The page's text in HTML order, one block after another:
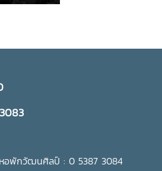
พักวัฒนศิลป์ : 0 5387 3084